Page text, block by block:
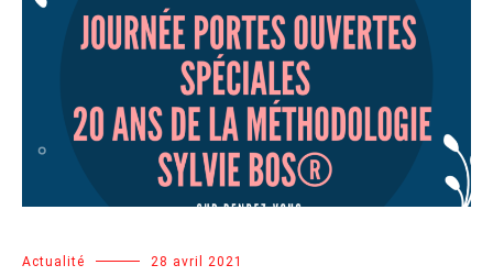
Actualité 28 avril 2021